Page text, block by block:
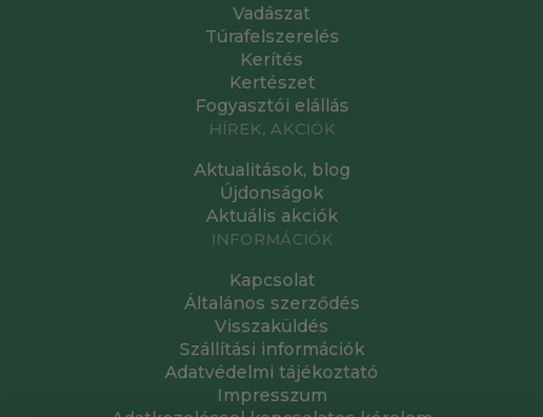
Vadászat
Túrafelszerelés
Kerítés
Kertészet
Fogyasztói elállás
HÍREK, AKCIÓK
Aktualitások, blog
Újdonságok
Aktuális akciók
INFORMÁCIÓK
Kapcsolat
Általános szerződés
Visszaküldés
Szállítási információk
Adatvédelmi tájékoztató
Impresszum